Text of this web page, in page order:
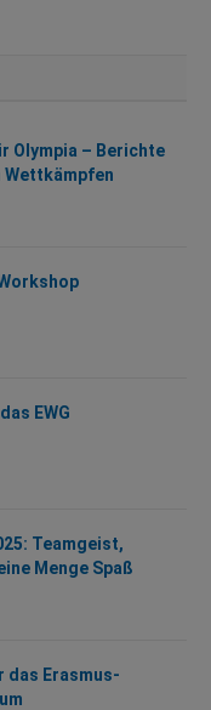
Olympia – Berichte
Wettkämpfen
EWG
Teamgeist,
Menge Spaß
das Erasmus-